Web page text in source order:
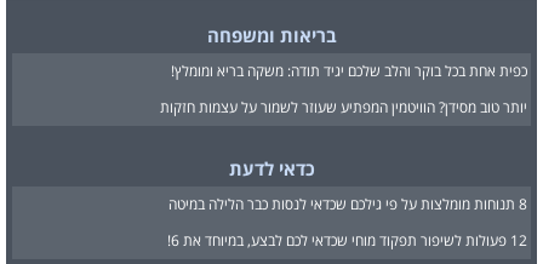
בריאות ומשפחה
כפית אחת בכל בוקר והלב שלכם יגיד תודה: משקה בריא ומומלץ!
יותר טוב מסידן? הוויטמין המפתיע שעוזר לשמור על עצמות חזקות
כדאי לדעת
8 תנוחות מומלצות על פי גילכם שכדאי לנסות כבר הלילה במיטה
12 פעולות לשיפור תפקוד מוחי שכדאי לכם לבצע, במיוחד את 6!